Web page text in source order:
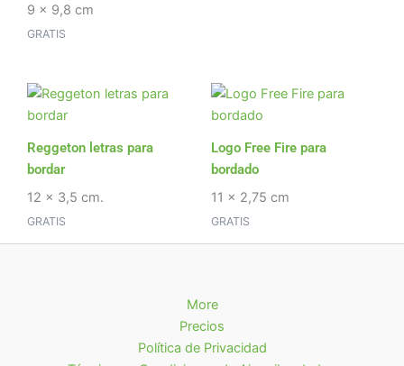
9 x 9,8 cm
GRATIS
Reggeton letras para
bordar
12 x 3,5 cm.
GRATIS
Logo Free Fire para
bordado
11 x 2,75 cm
GRATIS
More
Precios
Política de Privacidad